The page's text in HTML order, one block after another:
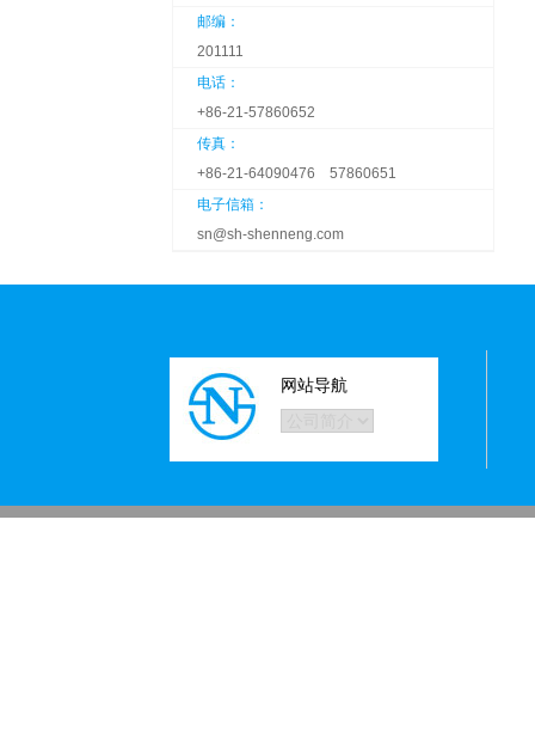
邮编：
201111
电话：
+86-21-57860652
传真：
+86-21-64090476 57860651
电子信箱：
sn@sh-shenneng.com
网站导航